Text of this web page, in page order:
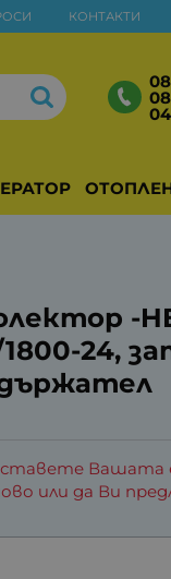
КОНТАКТИ
-
1800-24,
Вашата
или да Ви